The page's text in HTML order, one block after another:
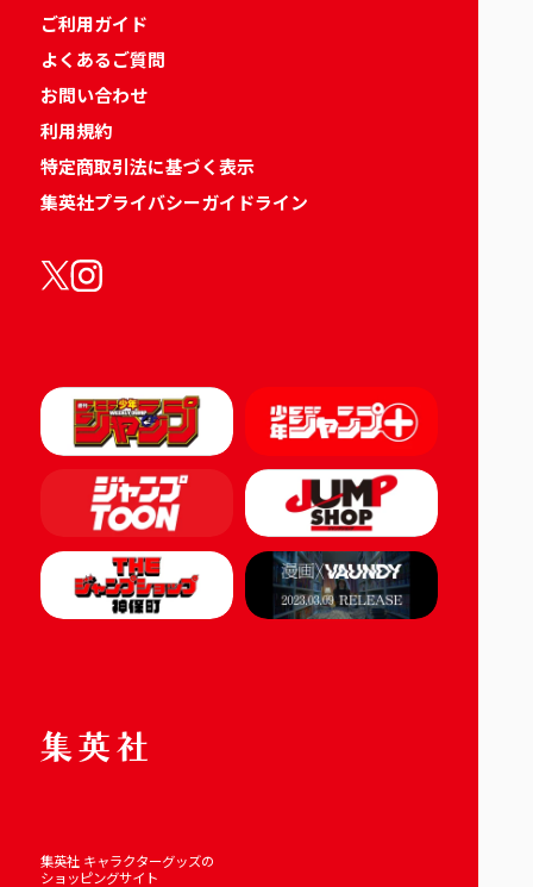
ご利用ガイド
よくあるご質問
お問い合わせ
利用規約
特定商取引法に基づく表示
集英社プライバシーガイドライン
集英社 キャラクターグッズの
ショッピングサイト